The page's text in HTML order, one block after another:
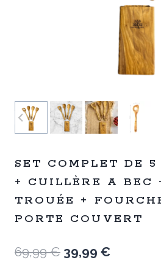
SET COMPLET DE
+ CUILLÈRE A BEC
TROUÉE +
PORTE COUVERT
69,99€ Le
39,99 €Le